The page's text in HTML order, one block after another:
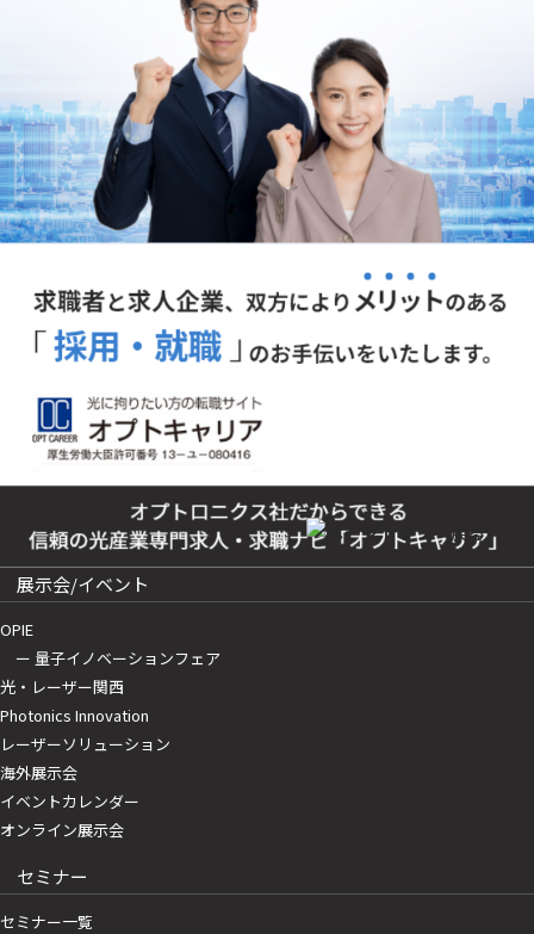
展示会/イベント
OPIE
ー 量子イノベーションフェア
光・レーザー関西
Photonics Innovation
レーザーソリューション
海外展示会
イベントカレンダー
オンライン展示会
セミナー
セミナー一覧